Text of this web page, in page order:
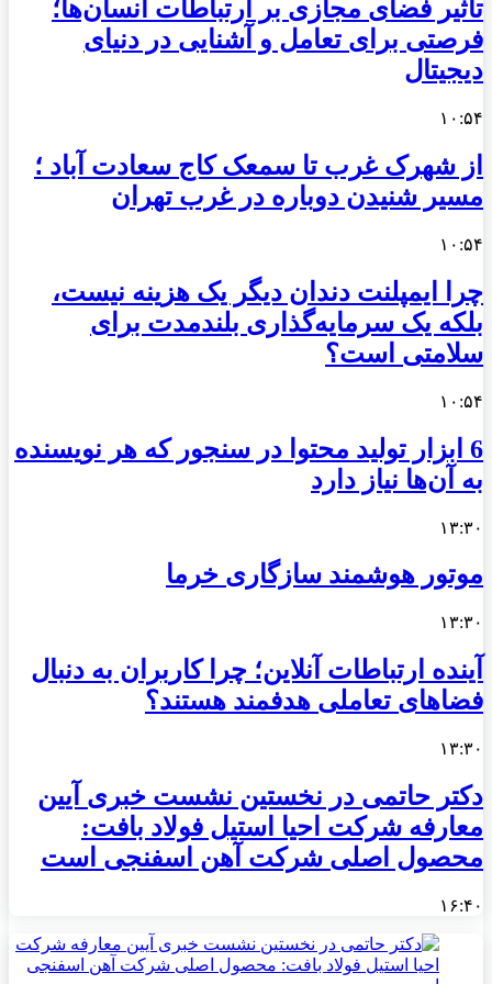
تأثیر فضای مجازی بر ارتباطات انسان‌ها؛
فرصتی برای تعامل و آشنایی در دنیای
دیجیتال
۱۰:۵۴
از شهرک غرب تا سمعک کاج سعادت آباد ؛
مسیر شنیدن دوباره در غرب تهران
۱۰:۵۴
چرا ایمپلنت دندان دیگر یک هزینه نیست،
بلکه یک سرمایه‌گذاری بلندمدت برای
سلامتی است؟
۱۰:۵۴
6 ابزار تولید محتوا در سنجور که هر نویسنده
به آن‌ها نیاز دارد
۱۳:۳۰
موتور هوشمند سازگاری خرما
۱۳:۳۰
آینده ارتباطات آنلاین؛ چرا کاربران به دنبال
فضاهای تعاملی هدفمند هستند؟
۱۳:۳۰
دکتر حاتمی در نخستین نشست خبری آیین
معارفه شرکت احیا استیل فولاد بافت:
محصول اصلی شرکت آهن اسفنجی است
۱۶:۴۰